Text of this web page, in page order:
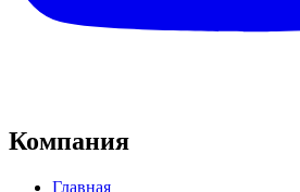
Компания
Главная